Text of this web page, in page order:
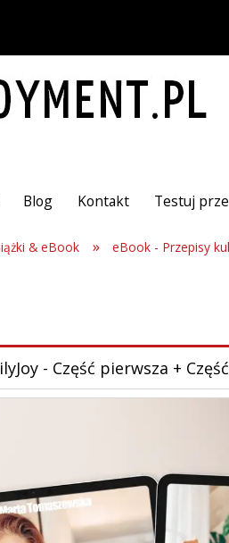
Blog Kontakt Testuj
& eBook » eBook - Przepisy
- Część pierwsza +